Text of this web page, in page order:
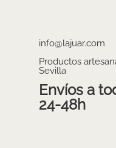
info@lajuar.com
Productos
Sevilla
Envíos a
24-48h